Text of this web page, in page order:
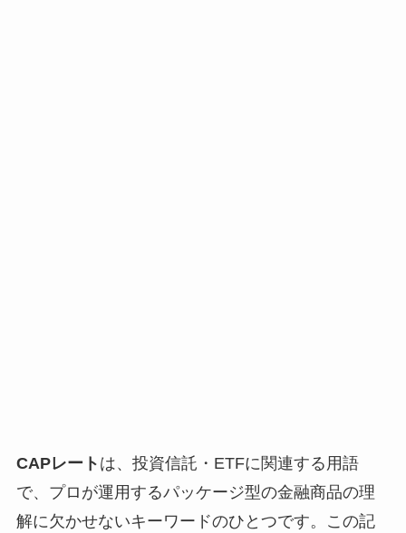
CAPレート は、投資信託・ETFに関連する用語
で、プロが運用するパッケージ型の金融商品の理
解に欠かせないキーワードのひとつです。この記